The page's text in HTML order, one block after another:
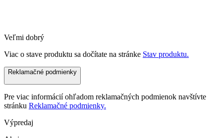
Veľmi dobrý
Viac o stave produktu sa dočítate na stránke Stav produktu.
Reklamačné podmienky
Pre viac informácií ohľadom reklamačných podmienok navštívte
stránku Reklamačné podmienky.
Výpredaj